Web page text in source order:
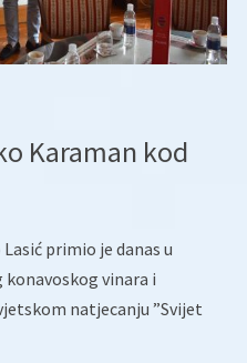
Karaman kod
primio je danas u
vinara i
natjecanju ”Svijet